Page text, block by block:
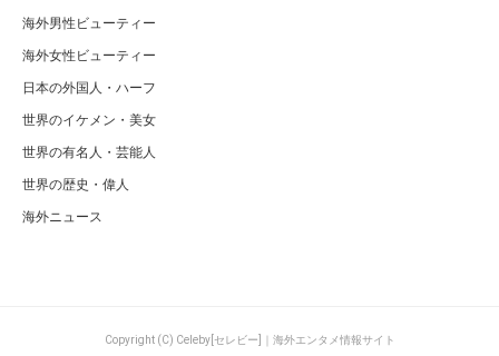
海外男性ビューティー
海外女性ビューティー
日本の外国人・ハーフ
世界のイケメン・美女
世界の有名人・芸能人
世界の歴史・偉人
海外ニュース
Copyright (C) Celeby[セレビー]｜海外エンタメ情報サイト